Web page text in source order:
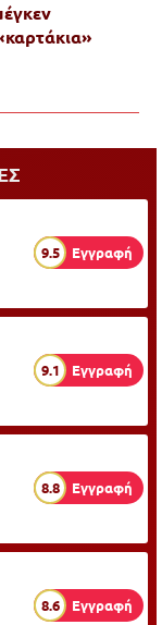
9.5 Εγγραφή
9.1 Εγγραφή
8.8 Εγγραφή
8.6 Εγγραφή